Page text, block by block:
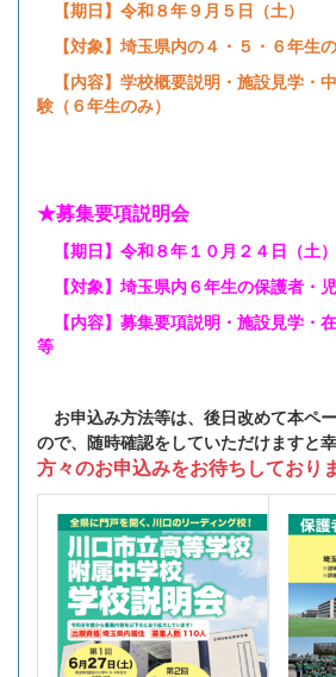
【期日】令和８年９月５日（土）
【対象】埼玉県内の４・５・６年生
【内容】学校概要説明・施設見学・
験（６年生のみ）
★募集要項説明会
【期日】令和８年１０月２４日（土）
【対象】埼玉県内６年生の保護者・
【内容】募集要項説明・施設見学・
等
お申込み方法等は、後日改めて本ペ
ので、随時確認をしていただけますと幸
方々のお申込みをお待ちしており